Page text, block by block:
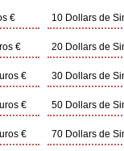
€ 10 Dollars de
€ 20 Dollars de
€ 30 Dollars de
€ 50 Dollars de
€ 70 Dollars de